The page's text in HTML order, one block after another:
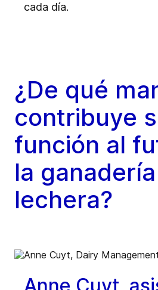
cada día.
¿De qué
contribuye
función al
la ganadería
lechera?